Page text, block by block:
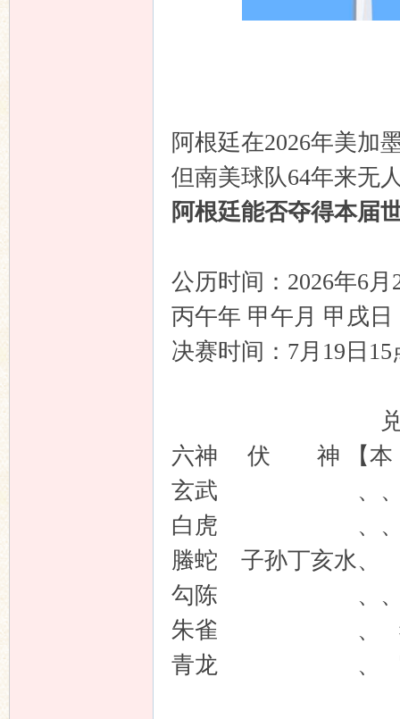
阿根廷在2026年美加
但南美球队64年来无
阿根廷能否夺得本届
公历时间：2026年6
丙午年 甲午月 甲戌
决赛时间：7月19日
兑宫：雷
六神 伏 神
玄武 、、父
白虎 、、兄
螣蛇 子孙丁亥水
勾陈 、、父
朱雀 、 妻
青龙 、 官鬼